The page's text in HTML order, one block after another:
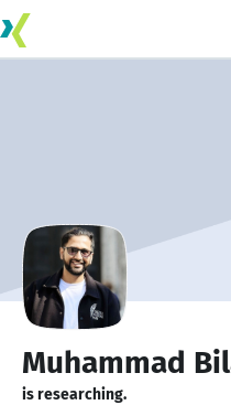
Muhammad
is researching.